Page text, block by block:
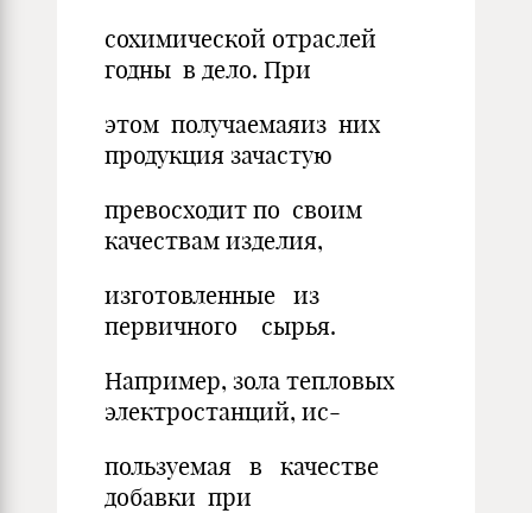
сохимической отраслей
годны в дело. При
этом получаемаяиз них
продукция зачастую
превосходит по своим
качествам изделия,
изготовленные из
первичного сырья.
Например, зола тепловых
электростанций, ис-
пользуемая в качестве
добавки при